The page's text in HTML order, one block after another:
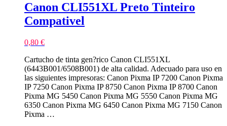
Canon CLI551XL Preto Tinteiro
Compativel
0,80 €
Cartucho de tinta gen?rico Canon CLI551XL
(6443B001/6508B001) de alta calidad. Adecuado para uso en
las siguientes impresoras: Canon Pixma IP 7200 Canon Pixma
IP 7250 Canon Pixma IP 8750 Canon Pixma IP 8700 Canon
Pixma MG 5450 Canon Pixma MG 5550 Canon Pixma MG
6350 Canon Pixma MG 6450 Canon Pixma MG 7150 Canon
Pixma …